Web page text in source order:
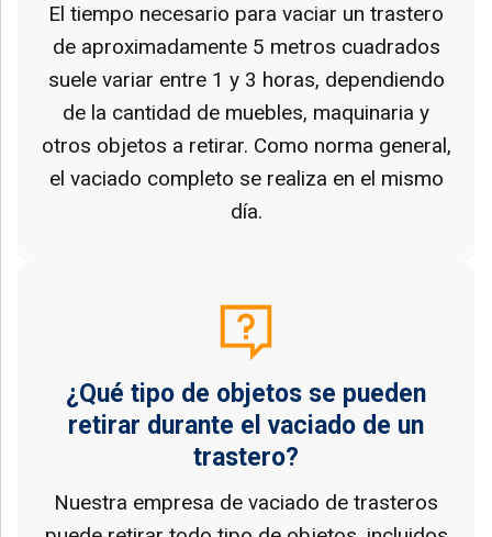
El tiempo necesario para vaciar un trastero
de aproximadamente 5 metros cuadrados
suele variar entre 1 y 3 horas, dependiendo
de la cantidad de muebles, maquinaria y
otros objetos a retirar. Como norma general,
el vaciado completo se realiza en el mismo
día.
¿Qué tipo de objetos se pueden
retirar durante el vaciado de un
trastero?
Nuestra empresa de vaciado de trasteros